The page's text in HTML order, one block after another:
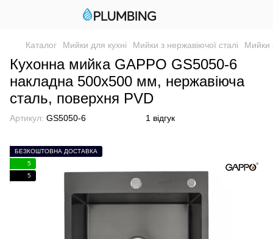
Каталог Мийки для кухні Мийки з нержавіючої сталі Мийки
Кухонна мийка GAPPO GS5050-6
накладна 500x500 мм, нержавіюча
сталь, поверхня PVD
Артикул: GS5050-6 1 відгук
БЕЗКОШТОВНА ДОСТАВКА
5
5